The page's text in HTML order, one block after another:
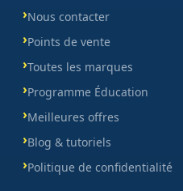
Nous contacter
Points de vente
Toutes les marques
Programme Éducation
Meilleures offres
Blog & tutoriels
Politique de confidentialité